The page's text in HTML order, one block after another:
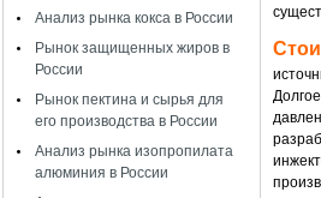
Анализ рынка кокса в России
Рынок защищенных жиров в
России
Рынок пектина и сырья для
его производства в России
Анализ рынка изопропилата
алюминия в России